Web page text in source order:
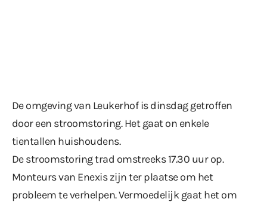
De omgeving van Leukerhof is dinsdag getroffen
door een stroomstoring. Het gaat on enkele
tientallen huishoudens.
De stroomstoring trad omstreeks 17.30 uur op.
Monteurs van Enexis zijn ter plaatse om het
probleem te verhelpen. Vermoedelijk gaat het om